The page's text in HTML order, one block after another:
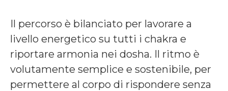
Il percorso è bilanciato per lavorare a
livello energetico su tutti i chakra e
riportare armonia nei dosha. Il ritmo è
volutamente semplice e sostenibile, per
permettere al corpo di rispondere senza